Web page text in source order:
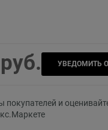
руб. УВЕДОМИТЬ